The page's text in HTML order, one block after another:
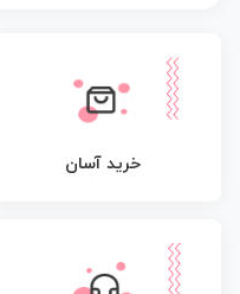
خرید آسان